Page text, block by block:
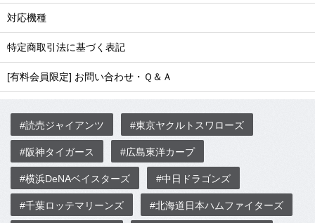
対応機種
特定商取引法に基づく表記
[有料会員限定] お問い合わせ・Ｑ＆Ａ
#読売ジャイアンツ #東京ヤクルトスワローズ
#阪神タイガース #広島東洋カープ
#横浜DeNAベイスターズ #中日ドラゴンズ
#千葉ロッテマリーンズ #北海道日本ハムファイターズ